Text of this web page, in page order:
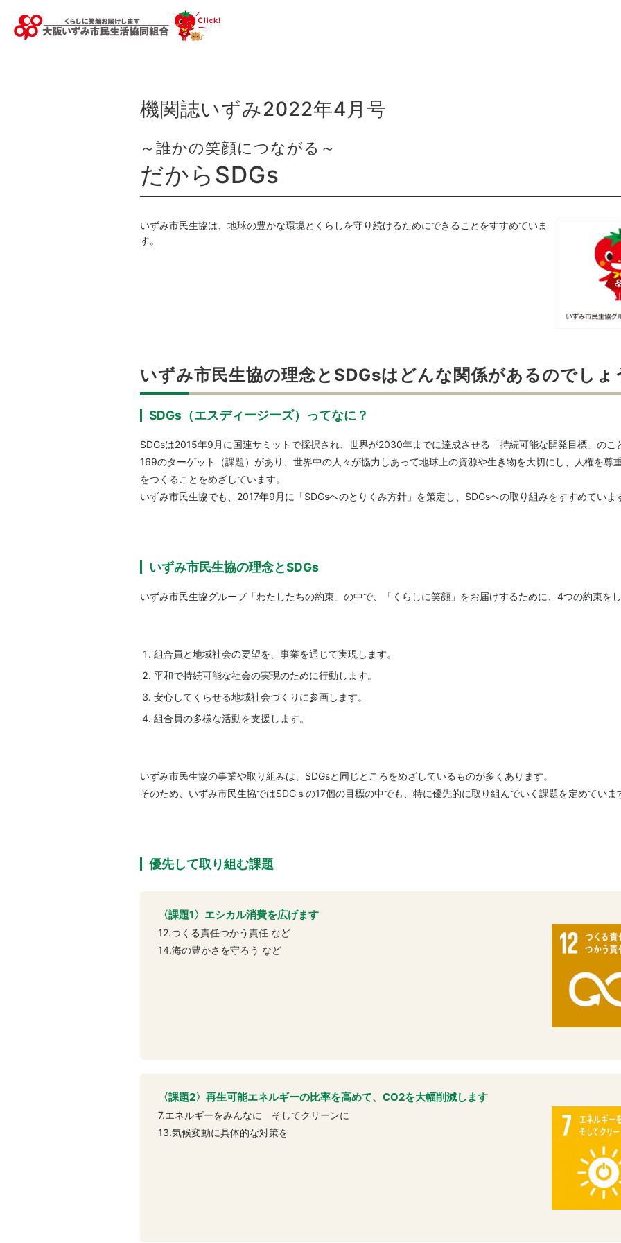
機関誌いずみ2022年4月号
～誰かの笑顔につながる～
だからSDGs
いずみ市民生協は、地球の豊かな環境とくらしを守り続けるためにできることをすすめていま
す。
いずみ市民生協の理念とSDGsはどんな関係があるのでしょ
SDGs（エスディージーズ）ってなに？
SDGsは2015年9月に国連サミットで採択され、世界が2030年までに達成させる「持続可能な開発目標」のこ
169のターゲット（課題）があり、世界中の人々が協力しあって地球上の資源や生き物を大切にし、人権を尊
をつくることをめざしています。
いずみ市民生協でも、2017年9月に「SDGsへのとりくみ方針」を策定し、SDGsへの取り組みをすすめていま
いずみ市民生協の理念とSDGs
いずみ市民生協グループ「わたしたちの約束」の中で、「くらしに笑顔」をお届けするために、4つの約束を
組合員と地域社会の要望を、事業を通じて実現します。
平和で持続可能な社会の実現のために行動します。
安心してくらせる地域社会づくりに参画します。
組合員の多様な活動を支援します。
いずみ市民生協の事業や取り組みは、SDGsと同じところをめざしているものが多くあります。
そのため、いずみ市民生協ではSDGｓの17個の目標の中でも、特に優先的に取り組んでいく課題を定めていま
優先して取り組む課題
〈課題1〉エシカル消費を広げます
12.つくる責任つかう責任 など
14.海の豊かさを守ろう など
〈課題2〉再生可能エネルギーの比率を高めて、CO2を大幅削減します
7.エネルギーをみんなに そしてクリーンに
13.気候変動に具体的な対策を